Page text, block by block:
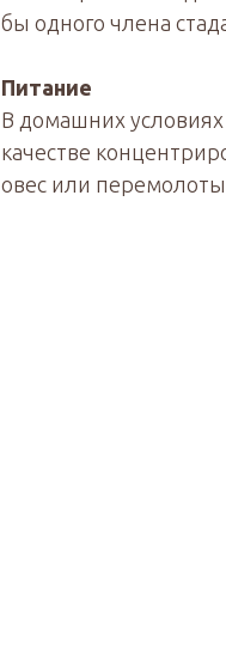
бы одного члена
Питание
В домашних
качестве
овес или